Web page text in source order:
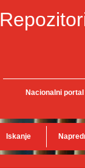
Nacionalni
Iskanje